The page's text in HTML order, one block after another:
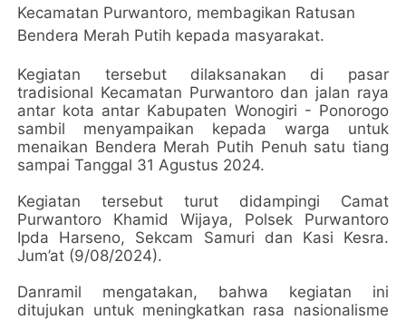
Kecamatan Purwantoro, membagikan Ratusan
Bendera Merah Putih kepada masyarakat.
Kegiatan tersebut dilaksanakan di pasar
tradisional Kecamatan Purwantoro dan jalan raya
antar kota antar Kabupaten Wonogiri - Ponorogo
sambil menyampaikan kepada warga untuk
menaikan Bendera Merah Putih Penuh satu tiang
sampai Tanggal 31 Agustus 2024.
Kegiatan tersebut turut didampingi Camat
Purwantoro Khamid Wijaya, Polsek Purwantoro
Ipda Harseno, Sekcam Samuri dan Kasi Kesra.
Jum’at (9/08/2024).
Danramil mengatakan, bahwa kegiatan ini
ditujukan untuk meningkatkan rasa nasionalisme